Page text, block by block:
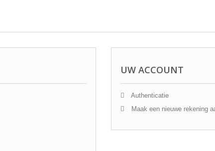
UW ACCOUNT
Authenticatie
Maak een nieuwe rekening